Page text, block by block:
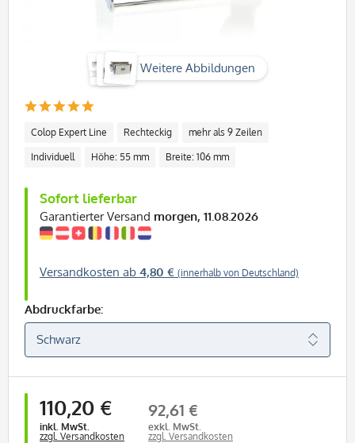
Weitere Abbildungen
Colop Expert Line Rechteckig mehr als 9 Zeilen
Individuell Höhe: 55 mm Breite: 106 mm
Sofort lieferbar
Garantierter Versand morgen, 11.08.2026
Versandkosten ab 4,80 € (innerhalb von Deutschland)
Abdruckfarbe:
110,20 €
inkl. MwSt.
zzgl. Versandkosten
92,61 €
exkl. MwSt.
zzgl. Versandkosten